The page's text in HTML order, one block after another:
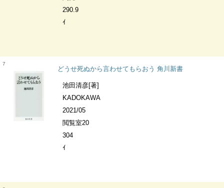
290.9
ｲ
7
どうせ死ぬから言わせてもらおう 角川新書
池田清彦[著]
KADOKAWA
2021/05
閲覧室20
304
ｲ